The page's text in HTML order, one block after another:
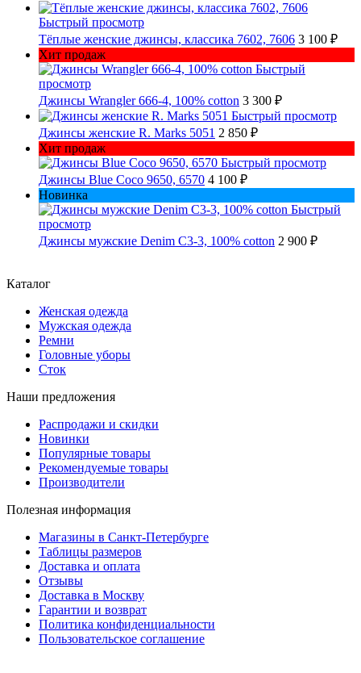
Быстрый просмотр
Тёплые женские джинсы, классика 7602, 7606 3 100 ₽
Хит продаж
Быстрый
просмотр
Джинсы Wrangler 666-4, 100% cotton 3 300 ₽
Быстрый просмотр
Джинсы женские R. Marks 5051 2 850 ₽
Хит продаж
Быстрый просмотр
Джинсы Blue Coco 9650, 6570 4 100 ₽
Новинка
Быстрый
просмотр
Джинсы мужские Denim C3-3, 100% cotton 2 900 ₽
Каталог
Женская одежда
Мужская одежда
Ремни
Головные уборы
Сток
Наши предложения
Распродажи и скидки
Новинки
Популярные товары
Рекомендуемые товары
Производители
Полезная информация
Магазины в Санкт-Петербурге
Таблицы размеров
Доставка и оплата
Отзывы
Доставка в Москву
Гарантии и возврат
Политика конфиденциальности
Пользовательское соглашение